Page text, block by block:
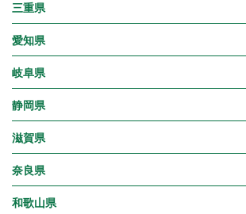
三重県
愛知県
岐阜県
静岡県
滋賀県
奈良県
和歌山県